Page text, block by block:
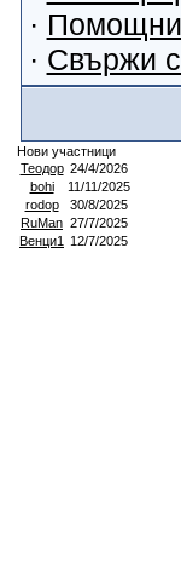
·
· Свържи
Нови участници
Теодор 24/4/2026
bohi
11/11/2025
rodop
30/8/2025
RuMan 27/7/2025
Венци1
12/7/2025